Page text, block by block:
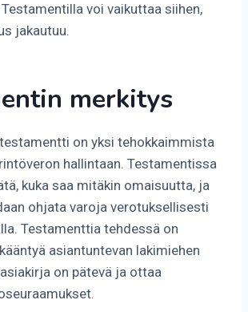
voi vaikuttaa siihen,
jakautuu.
merkitys
on yksi tehokkaimmista
hallintaan. Testamentissa
kuka saa mitäkin omaisuutta, ja
ohjata varoja verotuksellisesti
Testamenttia tehdessä on
asiantuntevan lakimiehen
on pätevä ja ottaa